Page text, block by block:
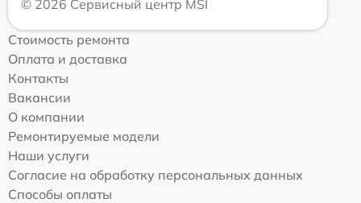
© 2026 Сервисный центр MSI
Стоимость ремонта
Оплата и доставка
Контакты
Вакансии
О компании
Ремонтируемые модели
Наши услуги
Согласие на обработку персональных данных
Способы оплаты